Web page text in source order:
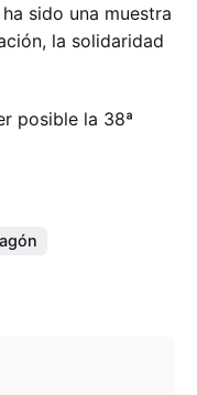
sido una muestra
la solidaridad
posible la 38ª